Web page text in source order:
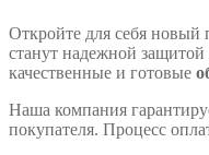
Откройте для себя новый
станут надежной
качественные и готовые
Наша компания
покупателя. Процесс